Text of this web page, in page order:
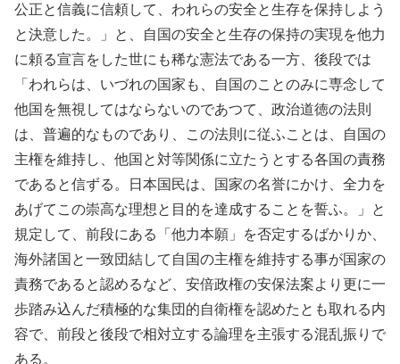
公正と信義に信頼して、われらの安全と生存を保持しよう
と決意した。」と、自国の安全と生存の保持の実現を他力
に頼る宣言をした世にも稀な憲法である一方、後段では
「われらは、いづれの国家も、自国のことのみに専念して
他国を無視してはならないのであつて、政治道徳の法則
は、普遍的なものであり、この法則に従ふことは、自国の
主権を維持し、他国と対等関係に立たうとする各国の責務
であると信ずる。日本国民は、国家の名誉にかけ、全力を
あげてこの崇高な理想と目的を達成することを誓ふ。」と
規定して、前段にある「他力本願」を否定するばかりか、
海外諸国と一致団結して自国の主権を維持する事が国家の
責務であると認めるなど、安倍政権の安保法案より更に一
歩踏み込んだ積極的な集団的自衛権を認めたとも取れる内
容で、前段と後段で相対立する論理を主張する混乱振りで
ある。